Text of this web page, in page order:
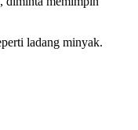
ladang minyak.